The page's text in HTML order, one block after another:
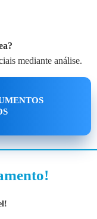
mediante análise.